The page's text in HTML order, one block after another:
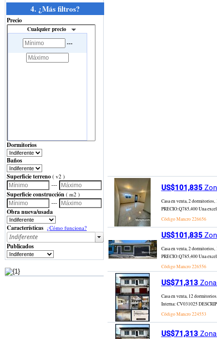
US$101,835
Casa en venta, 2
PRECIO:Q785,400 Una
Código Mancro226656
US$101,835
Casa en venta, 2
PRECIO:Q785,400 Una
Código Mancro226556
US$71,313Zona
Casa en venta, 12
Interna: CV031025
Código Mancro224553
US$71,313Zona
4. ¿Más filtros?
Precio
Cualquier precio
---
Dormitorios
Baños
Superficie terreno ( v2 )
---
Superficie construcción ( m2 )
---
Obra nueva/usada
Características ¿Cómo funciona?
Publicados